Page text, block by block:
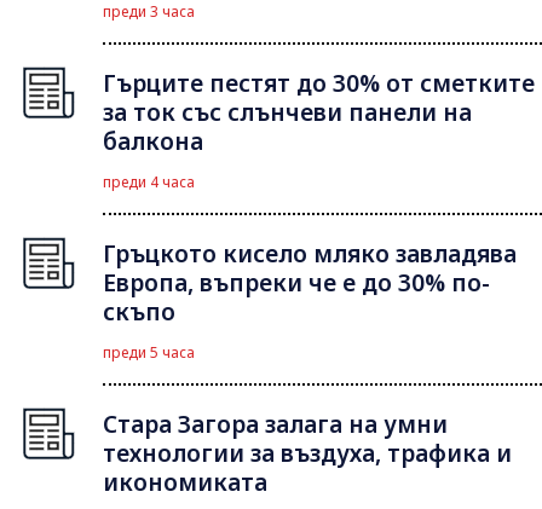
преди 3 часа
Гърците пестят до 30% от сметките
за ток със слънчеви панели на
балкона
преди 4 часа
Гръцкото кисело мляко завладява
Европа, въпреки че е до 30% по-
скъпо
преди 5 часа
Стара Загора залага на умни
технологии за въздуха, трафика и
икономиката